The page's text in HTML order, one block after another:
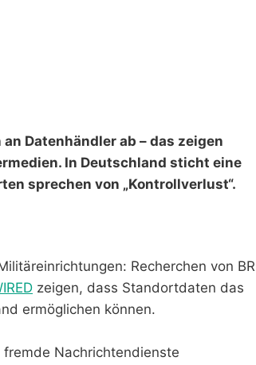
Datenhändler ab – das zeigen
In Deutschland sticht eine
sprechen von „Kontrollverlust“.
Recherchen von BR
zeigen, dass Standortdaten das
ermöglichen können.
Nachrichtendienste